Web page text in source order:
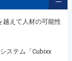
えて人材の可能性
ステム「Cubixx